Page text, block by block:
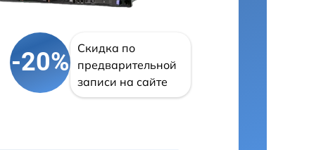
-20%
Скидка по
предварительной
записи на сайте